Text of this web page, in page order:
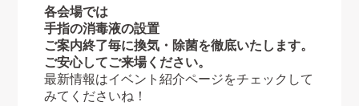
各会場では
手指の消毒液の設置
ご案内終了毎に換気・除菌を徹底いたします。
ご安心してご来場ください。
最新情報はイベント紹介ページをチェックして
みてくださいね！